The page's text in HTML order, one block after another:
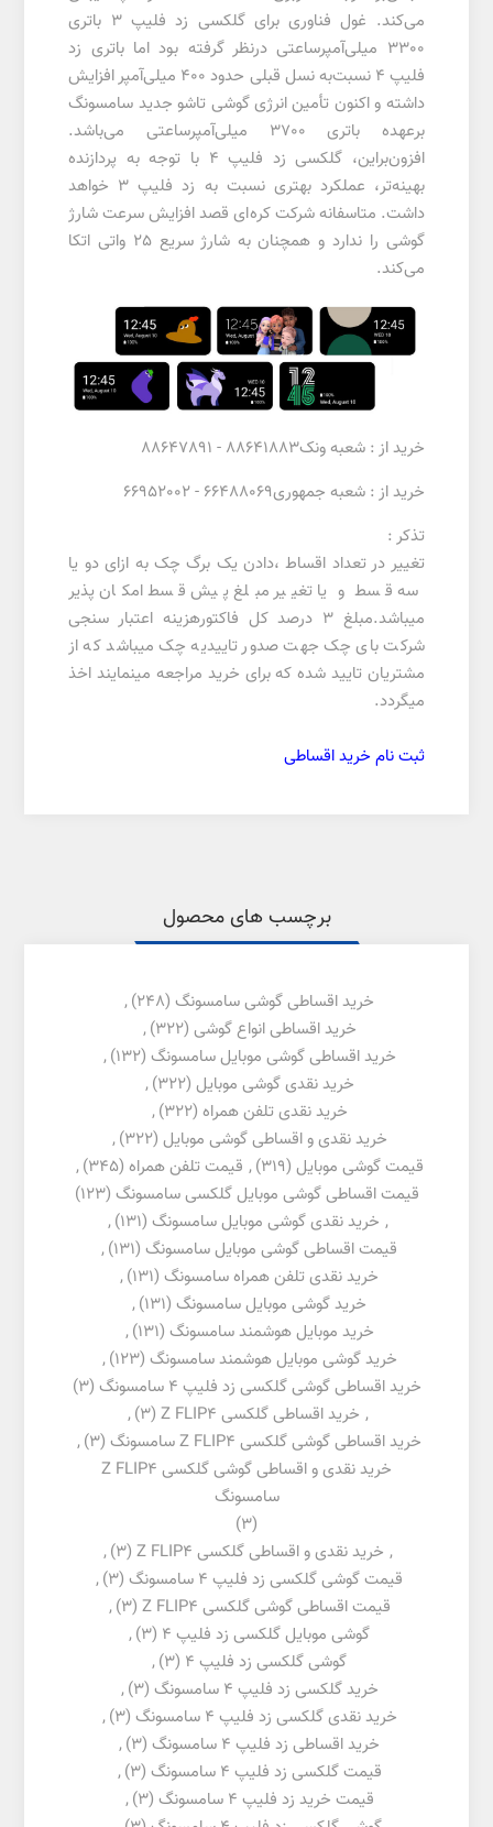
می‌کند. غول فناوری برای گلکسی زد فلیپ 3 باتری
3300 میلی‌آمپرساعتی درنظر گرفته بود اما باتری زد
فلیپ 4 نسبت‌به نسل قبلی حدود 400 میلی‌آمپر افزایش
داشته و اکنون تأمین انرژی گوشی تاشو جدید سامسونگ
برعهده باتری 3700 میلی‌آمپرساعتی می‌باشد.
افزون‌براین، گلکسی زد فلیپ 4 با توجه به پردازنده
بهینه‌تر، عملکرد بهتری نسبت به زد فلیپ 3 خواهد
داشت. متاسفانه شرکت کره‌ای قصد افزایش سرعت شارژ
گوشی را ندارد و همچنان به شارژ سریع 25 واتی اتکا
می‌کند.
خرید از : شعبه ونک88641883 - 88647891
خرید از : شعبه جمهوری66488069 - 66952002
تذکر :
تغییر در تعداد اقساط ،دادن یک برگ چک به ازای دو یا
سه قسط و یا تغییر مبلغ پیش قسط امکان پذیر
میباشد.مبلغ 3 درصد کل فاکتورهزینه اعتبار سنجی
شرکت بای چک جهت صدور تاییدیه چک میباشد که از
مشتریان تایید شده که برای خرید مراجعه مینمایند اخذ
میگردد.
ثبت نام خرید اقساطی
برچسب های محصول
خرید اقساطی گوشی سامسونگ (248)
,
خرید اقساطی انواع گوشی (322)
,
خرید اقساطی گوشی موبایل سامسونگ (132)
,
خرید نقدی گوشی موبایل (322)
,
خرید نقدی تلفن همراه (322)
,
خرید نقدی و اقساطی گوشی موبایل (322)
,
قیمت گوشی موبایل (319)
, قیمت تلفن همراه (345)
,
قیمت اقساطی گوشی موبایل گلکسی سامسونگ (123)
, خرید نقدی گوشی موبایل سامسونگ (131)
,
قیمت اقساطی گوشی موبایل سامسونگ (131)
,
خرید نقدی تلفن همراه سامسونگ (131)
,
خرید گوشی موبایل سامسونگ (131)
,
خرید موبایل هوشمند سامسونگ (131)
,
خرید گوشی موبایل هوشمند سامسونگ (123)
,
خرید اقساطی گوشی گلکسی زد فلیپ 4 سامسونگ
(3)
, خرید اقساطی گلکسی Z FLIP4 (3)
,
خرید اقساطی گوشی گلکسی Z FLIP4 سامسونگ
(3)
,
خرید نقدی و اقساطی گوشی گلکسی Z FLIP4
سامسونگ
(3)
, خرید نقدی و اقساطی گلکسی Z FLIP4 (3)
,
قیمت گوشی گلکسی زد فلیپ 4 سامسونگ
(3)
,
قیمت اقساطی گوشی گلکسی Z FLIP4
(3)
,
گوشی موبایل گلکسی زد فلیپ 4
(3)
,
گوشی گلکسی زد فلیپ 4
(3)
,
خرید گلکسی زد فلیپ 4 سامسونگ
(3)
,
خرید نقدی گلکسی زد فلیپ 4 سامسونگ
(3)
,
خرید اقساطی زد فلیپ 4 سامسونگ
(3)
,
قیمت گلکسی زد فلیپ 4 سامسونگ
(3)
,
قیمت خرید زد فلیپ 4 سامسونگ
(3)
,